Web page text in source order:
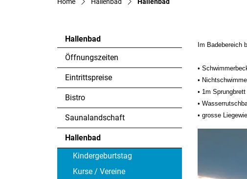
Hallenbad
Öffnungszeiten
Eintrittspreise
Bistro
Saunalandschaft
Hallenbad
(ausgewählt)
Kindergeburtstag
Kurse / Vereine
Im Badebereich
•
•
• 1m Sprungbrett
•
• grosse